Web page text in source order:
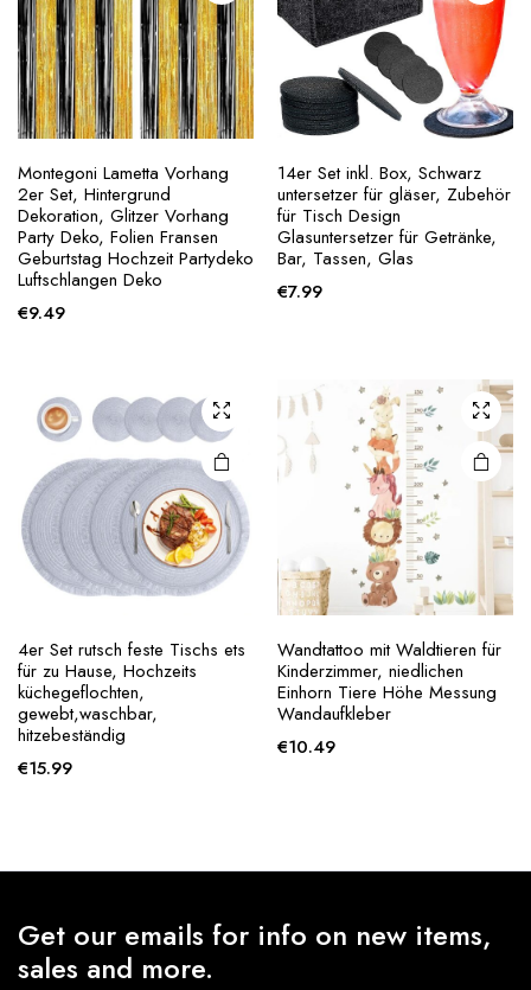
Montegoni Lametta Vorhang
2er Set, Hintergrund
Dekoration, Glitzer Vorhang
Party Deko, Folien Fransen
Geburtstag Hochzeit Partydeko
Luftschlangen Deko
€9.49
14er Set inkl. Box, Schwarz
untersetzer für gläser, Zubehör
für Tisch Design
Glasuntersetzer für Getränke,
Bar, Tassen, Glas
€7.99
4er Set rutsch feste Tischs ets
für zu Hause, Hochzeits
küchegeflochten,
gewebt,waschbar,
hitzebeständig
€15.99
Wandtattoo mit Waldtieren für
Kinderzimmer, niedlichen
Einhorn Tiere Höhe Messung
Wandaufkleber
€10.49
Get our emails for info on new items,
sales and more.